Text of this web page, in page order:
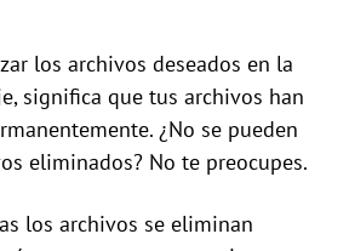
los archivos deseados en la
significa que tus archivos han
¿No se pueden
eliminados? No te preocupes.
los archivos se eliminan